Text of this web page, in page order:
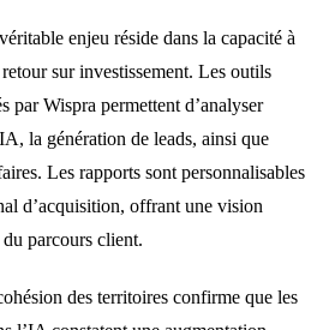
enjeu réside dans la capacité à
sur investissement. Les outils
par Wispra permettent d’analyser
la génération de leads, ainsi que
Les rapports sont personnalisables
d’acquisition, offrant une vision
parcours client.
des territoires confirme que les